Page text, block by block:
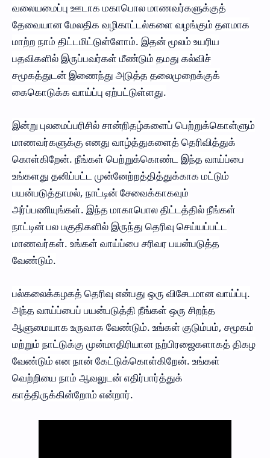
வலையமைப்பு ஊடாக மகாபொல மாணவர்களுக்குத்
தேவையான மேலதிக வழிகாட்டல்களை வழங்கும் தளமாக
மாற்ற நாம் திட்டமிட்டுள்ளோம். இதன் மூலம் உயரிய
பதவிகளில் இருப்பவர்கள் மீண்டும் தமது கல்விச்
சமூகத்துடன் இணைந்து அடுத்த தலைமுறைக்குக்
கைகொடுக்க வாய்ப்பு ஏற்பட்டுள்ளது.
இன்று புலமைப்பரிசில் சான்றிதழ்களைப் பெற்றுக்கொள்ளும்
மாணவர்களுக்கு எனது வாழ்த்துகளைத் தெரிவித்துக்
கொள்கிறேன். நீங்கள் பெற்றுக்கொண்ட இந்த வாய்ப்பை
உங்களது தனிப்பட்ட முன்னேற்றத்தித்துக்காக மட்டும்
பயன்படுத்தாமல், நாட்டின் சேவைக்காகவும்
அர்ப்பணியுங்கள். இந்த மாகாபொல திட்டத்தில் நீங்கள்
நாட்டின் பல பகுதிகளில் இருந்து தெரிவு செய்யப்பட்ட
மாணவர்கள். உங்கள் வாய்ப்பை சரிவர பயன்படுத்த
வேண்டும்.
பல்கலைக்கழகத் தெரிவு என்பது ஒரு விசேடமான வாய்ப்பு.
அந்த வாய்ப்பைப் பயன்படுத்தி நீங்கள் ஒரு சிறந்த
ஆளுமையாக உருவாக வேண்டும். உங்கள் குடும்பம், சமூகம்
மற்றும் நாட்டுக்கு முன்மாதிரியான நற்பிரஜைகளாகத் திகழ
வேண்டும் என நான் கேட்டுக்கொள்கிறேன். உங்கள்
வெற்றியை நாம் ஆவலுடன் எதிர்பார்த்துக்
காத்திருக்கின்றோம் என்றார்.